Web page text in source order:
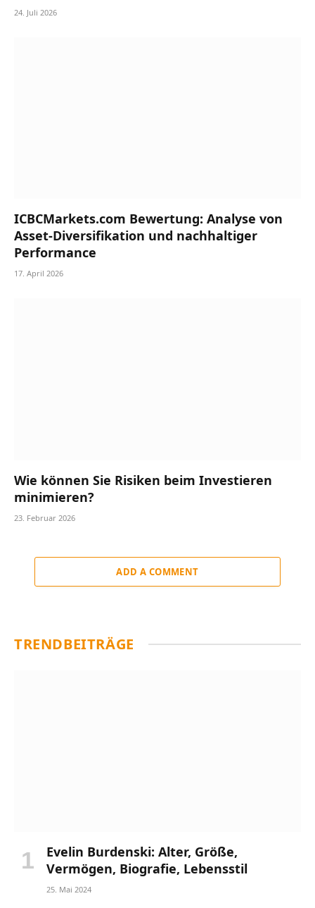
24. Juli 2026
ICBCMarkets.com Bewertung: Analyse von
Asset-Diversifikation und nachhaltiger
Performance
17. April 2026
Wie können Sie Risiken beim Investieren
minimieren?
23. Februar 2026
ADD A COMMENT
TRENDBEITRÄGE
Evelin Burdenski: Alter, Größe,
Vermögen, Biografie, Lebensstil
25. Mai 2024